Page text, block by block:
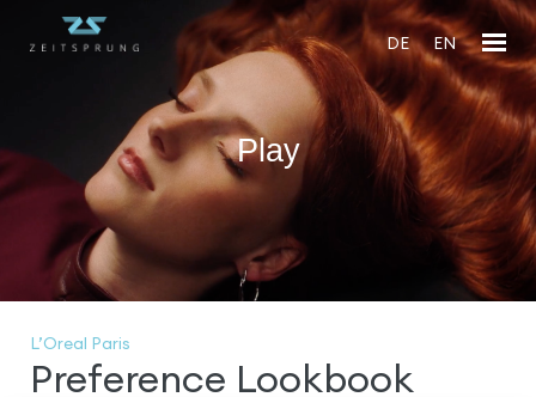
DE EN
Play
L’Oreal Paris
Preference Lookbook